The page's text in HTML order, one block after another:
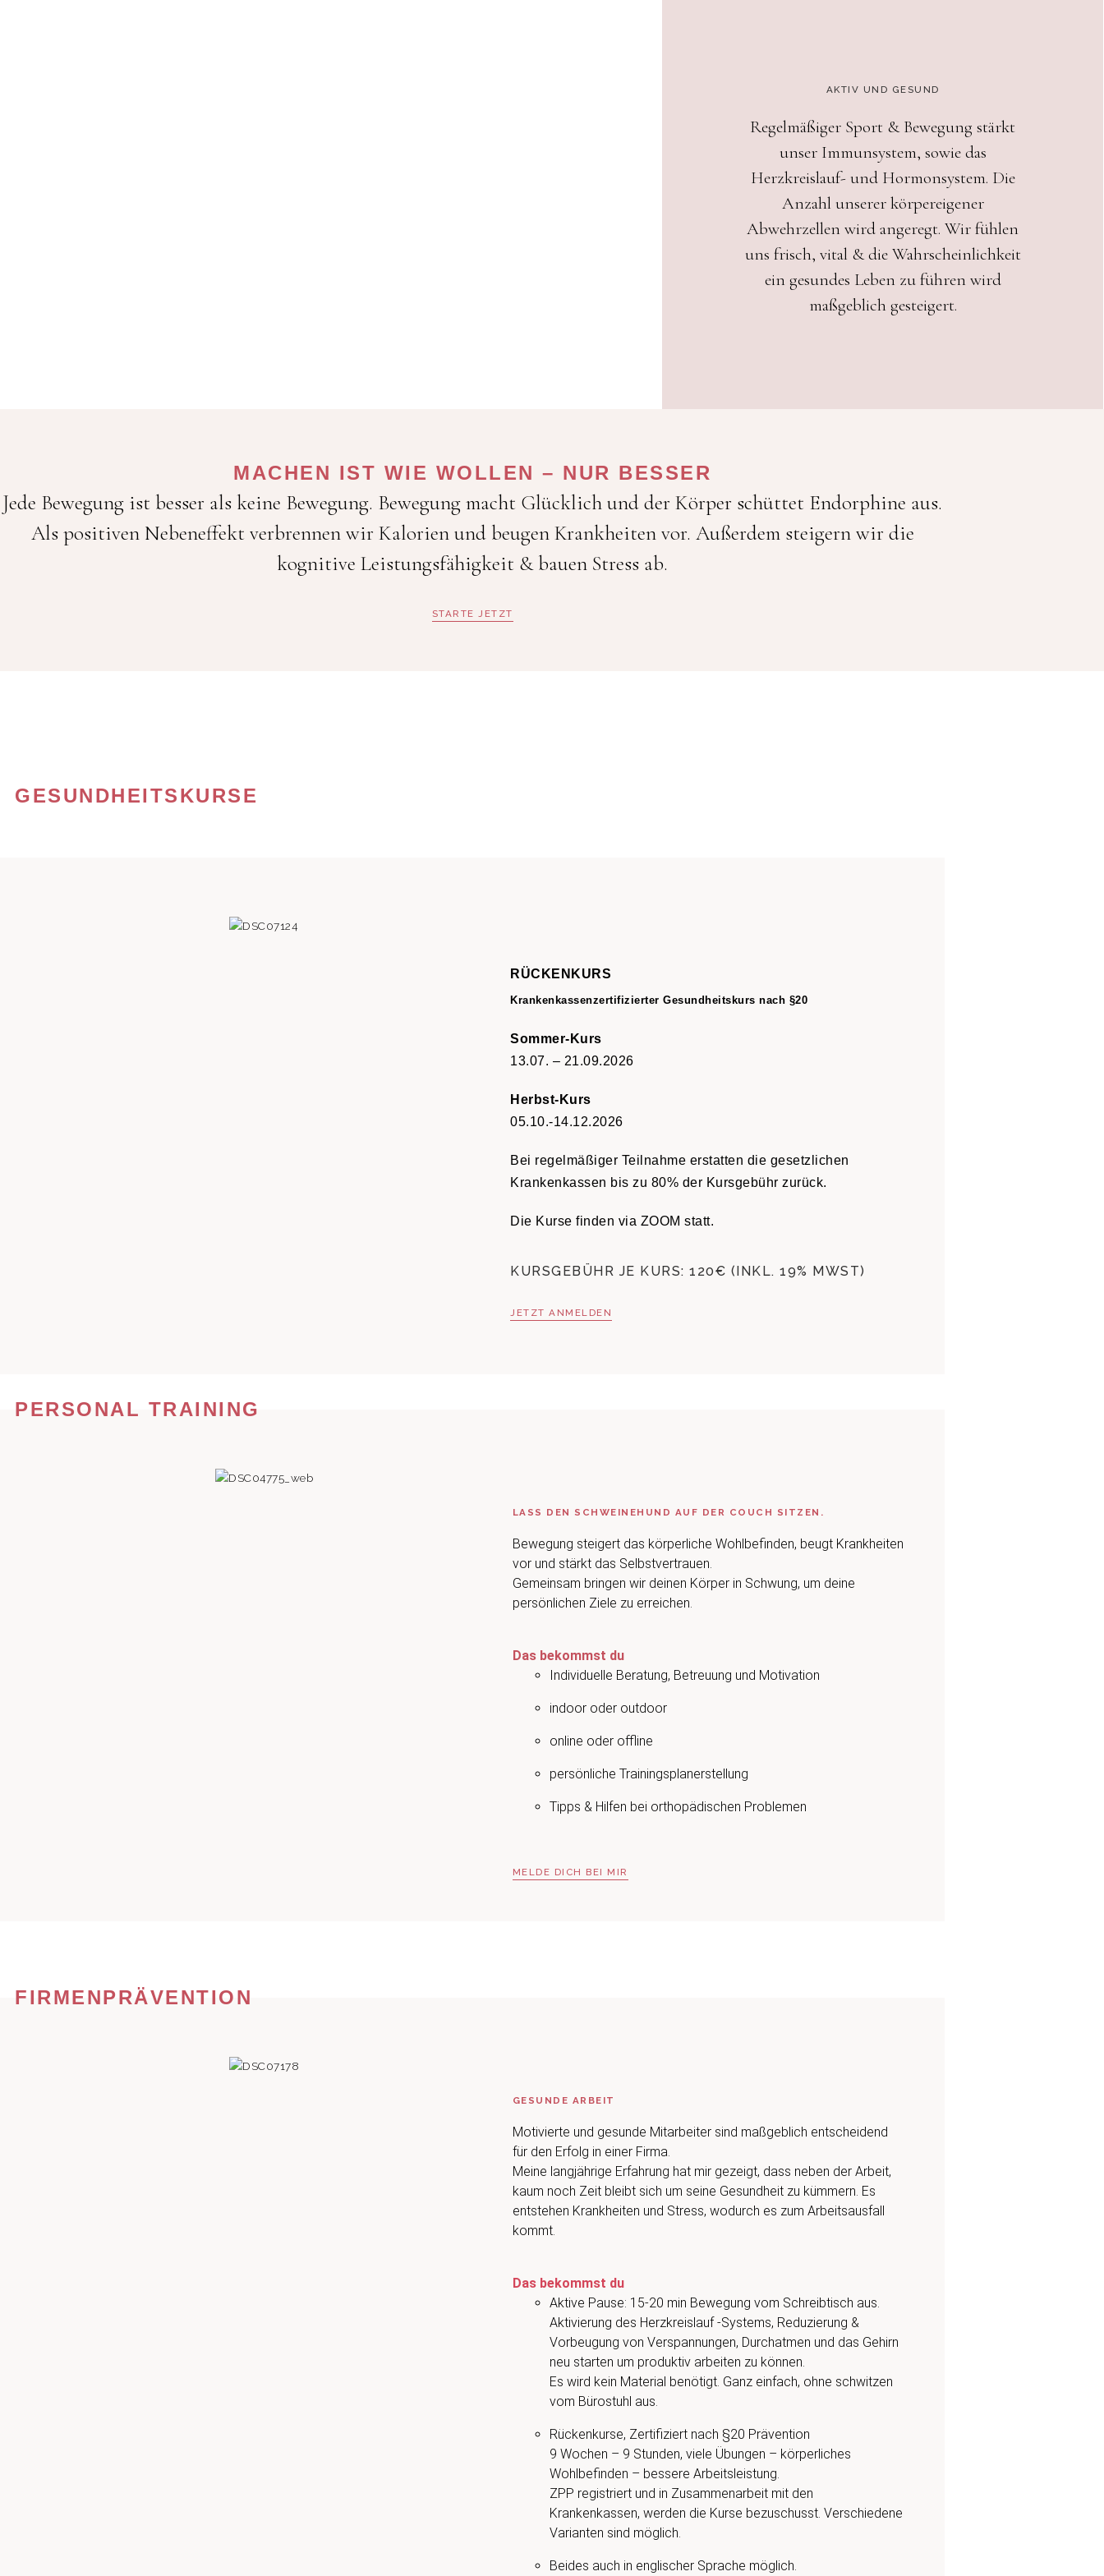
AKTIV UND GESUND
Regelmäßiger Sport & Bewegung stärkt
unser Immunsystem, sowie das
Herzkreislauf- und Hormonsystem. Die
Anzahl unserer körpereigener
Abwehrzellen wird angeregt. Wir fühlen
uns frisch, vital & die Wahrscheinlichkeit
ein gesundes Leben zu führen wird
maßgeblich gesteigert.
MACHEN IST WIE WOLLEN – NUR BESSER
Jede Bewegung ist besser als keine Bewegung. Bewegung macht Glücklich und der Körper schüttet Endorphine aus.
Als positiven Nebeneffekt verbrennen wir Kalorien und beugen Krankheiten vor. Außerdem steigern wir die
kognitive Leistungsfähigkeit & bauen Stress ab.
STARTE JETZT
GESUNDHEITSKURSE
RÜCKENKURS
Krankenkassenzertifizierter Gesundheitskurs nach §20
Sommer-Kurs
13.07. – 21.09.2026
Herbst-Kurs
05.10.-14.12.2026
Bei regelmäßiger Teilnahme erstatten die gesetzlichen
Krankenkassen bis zu 80% der Kursgebühr zurück.
Die Kurse finden via ZOOM statt.
KURSGEBÜHR JE KURS: 120€ (INKL. 19% MWST)
JETZT ANMELDEN
PERSONAL TRAINING
LASS DEN SCHWEINEHUND AUF DER COUCH SITZEN.
Bewegung steigert das körperliche Wohlbefinden, beugt Krankheiten
vor und stärkt das Selbstvertrauen.
Gemeinsam bringen wir deinen Körper in Schwung, um deine
persönlichen Ziele zu erreichen.
Das bekommst du
Individuelle Beratung, Betreuung und Motivation
indoor oder outdoor
online oder offline
persönliche Trainingsplanerstellung
Tipps & Hilfen bei orthopädischen Problemen
MELDE DICH BEI MIR
FIRMENPRÄVENTION
GESUNDE ARBEIT
Motivierte und gesunde Mitarbeiter sind maßgeblich entscheidend
für den Erfolg in einer Firma.
Meine langjährige Erfahrung hat mir gezeigt, dass neben der Arbeit,
kaum noch Zeit bleibt sich um seine Gesundheit zu kümmern. Es
entstehen Krankheiten und Stress, wodurch es zum Arbeitsausfall
kommt.
Das bekommst du
Aktive Pause: 15-20 min Bewegung vom Schreibtisch aus.
Aktivierung des Herzkreislauf -Systems, Reduzierung &
Vorbeugung von Verspannungen, Durchatmen und das Gehirn
neu starten um produktiv arbeiten zu können.
Es wird kein Material benötigt. Ganz einfach, ohne schwitzen
vom Bürostuhl aus.
Rückenkurse, Zertifiziert nach §20 Prävention
9 Wochen – 9 Stunden, viele Übungen – körperliches
Wohlbefinden – bessere Arbeitsleistung.
ZPP registriert und in Zusammenarbeit mit den
Krankenkassen, werden die Kurse bezuschusst. Verschiedene
Varianten sind möglich.
Beides auch in englischer Sprache möglich.